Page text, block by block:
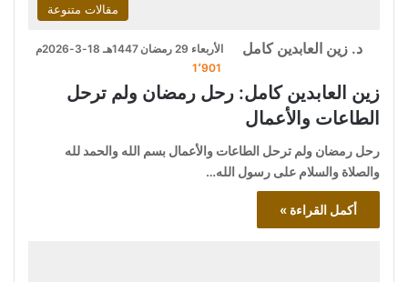
مقالات متنوعة
د. زين العابدين كامل
الأربعاء 29 رمضان 1447هـ 18-3-2026م
1٬901
زين العابدين كامل: رحل رمضان ولم ترحل
الطاعات والأعمال
رحل رمضان ولم ترحل الطاعات والأعمال بسم الله والحمد لله
والصلاة والسلام على رسول الله…
أكمل القراءة »